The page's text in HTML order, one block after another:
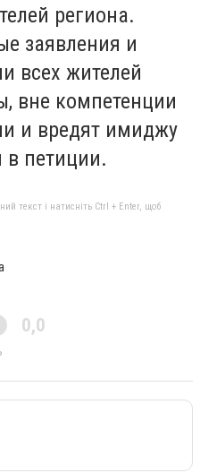
региона.
заявления и
всех жителей
вне компетенции
и вредят имиджу
в петиции.
текст і натисніть Ctrl + Enter, щоб
0,0